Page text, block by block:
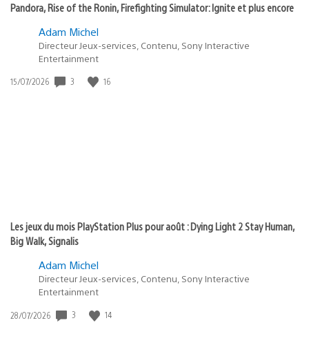
Pandora, Rise of the Ronin, Firefighting Simulator: Ignite et plus encore
Adam Michel
Directeur Jeux-services, Contenu, Sony Interactive
Entertainment
Date
15/07/2026 3 16
Les jeux du mois PlayStation Plus pour août : Dying Light 2 Stay Human,
Big Walk, Signalis
Adam Michel
Directeur Jeux-services, Contenu, Sony Interactive
Entertainment
Date
28/07/2026 3 14